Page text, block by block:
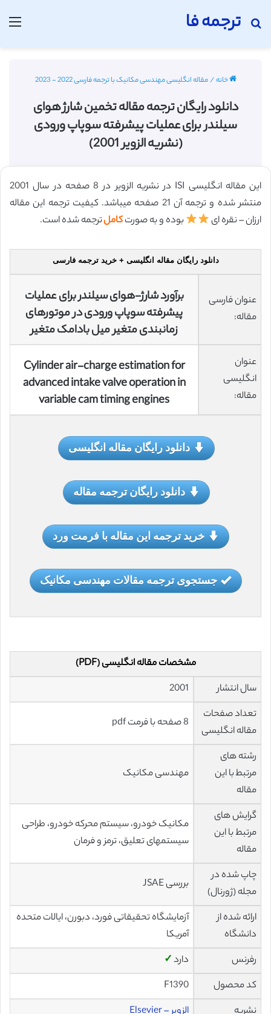
ترجمه فا
جستجو برای
خانه/مقاله انگلیسی مهندسی مکانیک با ترجمه فارسی 2022 - 2023
دانلود رایگان ترجمه مقاله تخمین شارژ هوای
سیلندر برای عملیات پیشرفته سوپاپ ورودی
(نشریه الزویر 2001)
این مقاله انگلیسی ISI در نشریه الزویر در 8 صفحه در سال 2001
منتشر شده و ترجمه آن 21 صفحه میباشد. کیفیت ترجمه این مقاله
ارزان – نقره ای
بوده و به صورتکاملترجمه شده است.
دانلود رایگان مقاله انگلیسی + خرید ترجمه فارسی
عنوان فارسی
مقاله:
برآورد شارژ-هوای سیلندر برای عملیات
پیشرفته سوپاپ ورودی در موتورهای
زمانبندی متغیر میل بادامک متغیر
عنوان
انگلیسی
مقاله:
Cylinder air-charge estimation for
advanced intake valve operation in
variable cam timing engines
دانلود رایگان مقاله انگلیسی
دانلود رایگان ترجمه مقاله
خرید ترجمه این مقاله با فرمت ورد
جستجوی ترجمه مقالات مهندسی مکانیک
مشخصات مقاله انگلیسی (PDF)
سال انتشار
2001
تعداد صفحات
مقاله انگلیسی
8 صفحه با فرمت pdf
رشته های
مرتبط با این
مقاله
مهندسی مکانیک
گرایش های
مرتبط با این
مقاله
مکانیک خودرو، سیستم محرکه خودرو، طراحی
سیستمهای تعلیق، ترمز و فرمان
چاپ شده در
مجله (ژورنال)
بررسی JSAE
ارائه شده از
دانشگاه
آزمایشگاه تحقیقاتی فورد، دبورن، ایالات متحده
آمریکا
رفرنس
دارد✓
کد محصول
F1390
نشریه
الزویر – Elsevier